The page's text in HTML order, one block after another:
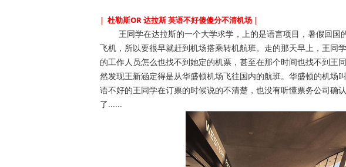
| 杜勒斯OR 达拉斯 英语不好傻傻分不清机场 |
王同学在达拉斯的一个大学求学，上的是语言项目，暑假回国
飞机，所以要很早就赶到机场搭乘转机航班。走的那天早上，王同
的工作人员怎么也找不到她定的机票，甚至在那个时间也找不到王
然发现王新涵定得是从华盛顿机场飞往国内的航班。华盛顿的机场
语不好的王同学在订票的时候说的不清楚，也没有听懂票务公司确
了......